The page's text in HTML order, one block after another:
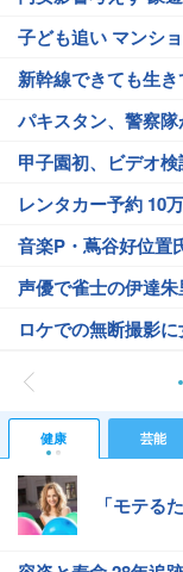
子ども追い マンシ
新幹線できても生
パキスタン、警察
甲子園初、ビデオ
レンタカー予約 10
音楽P・蔦谷好位置
声優で雀士の伊達
ロケでの無断撮影
健康 芸能
「モテる